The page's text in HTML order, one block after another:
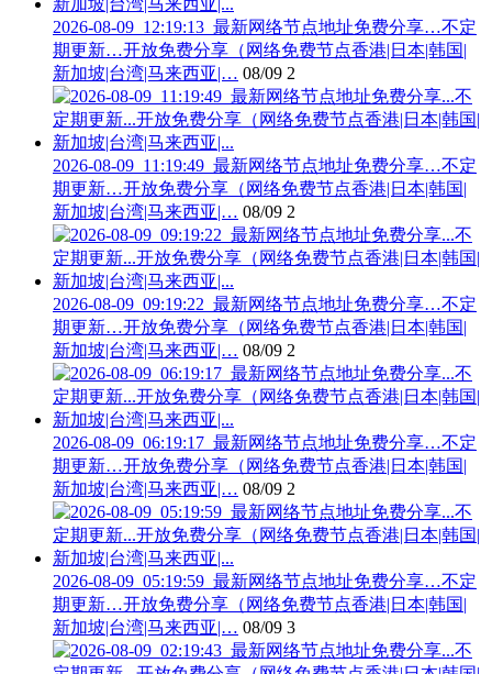
2026-08-09_12:19:13_最新网络节点地址免费分享…不定
期更新…开放免费分享（网络免费节点香港|日本|韩国|
新加坡|台湾|马来西亚|… 08/09 2
2026-08-09_11:19:49_最新网络节点地址免费分享…不定
期更新…开放免费分享（网络免费节点香港|日本|韩国|
新加坡|台湾|马来西亚|… 08/09 2
2026-08-09_09:19:22_最新网络节点地址免费分享…不定
期更新…开放免费分享（网络免费节点香港|日本|韩国|
新加坡|台湾|马来西亚|… 08/09 2
2026-08-09_06:19:17_最新网络节点地址免费分享…不定
期更新…开放免费分享（网络免费节点香港|日本|韩国|
新加坡|台湾|马来西亚|… 08/09 2
2026-08-09_05:19:59_最新网络节点地址免费分享…不定
期更新…开放免费分享（网络免费节点香港|日本|韩国|
新加坡|台湾|马来西亚|… 08/09 3